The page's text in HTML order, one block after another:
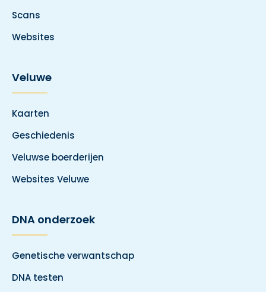
Scans
Websites
Veluwe
Kaarten
Geschiedenis
Veluwse boerderijen
Websites Veluwe
DNA onderzoek
Genetische verwantschap
DNA testen